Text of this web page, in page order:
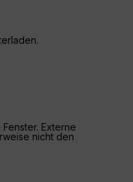
Externe
nicht den